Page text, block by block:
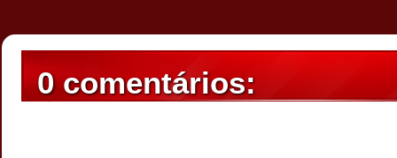
0 comentários: